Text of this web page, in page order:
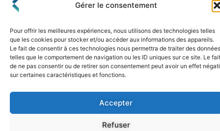
Gérer le consentement
Pour offrir les meilleures expériences, nous utilisons des technologies telles
que les cookies pour stocker et/ou accéder aux informations des appareils.
Le fait de consentir à ces technologies nous permettra de traiter des données
telles que le comportement de navigation ou les ID uniques sur ce site. Le fait
de ne pas consentir ou de retirer son consentement peut avoir un effet
sur certaines caractéristiques et fonctions.
Accepter
Refuser
Politique de Confidentialité et de CookiesExpédition et Livraison
© 2026 FLO & CO. All Rights Reserved